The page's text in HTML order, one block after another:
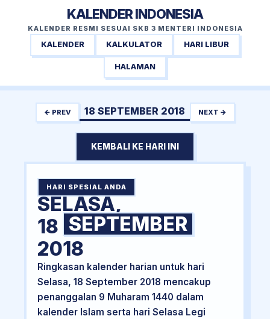
KALENDER INDONESIA
KALENDER RESMI SESUAI SKB 3 MENTERI INDONESIA
KALENDER KALKULATOR HARI LIBUR
HALAMAN
← PREV 18 SEPTEMBER 2018 NEXT →
KEMBALI KE HARI INI
HARI SPESIAL ANDA
SELASA,
18 SEPTEMBER
2018
Ringkasan kalender harian untuk hari
Selasa, 18 September 2018 mencakup
penanggalan 9 Muharam 1440 dalam
kalender Islam serta hari Selasa Legi